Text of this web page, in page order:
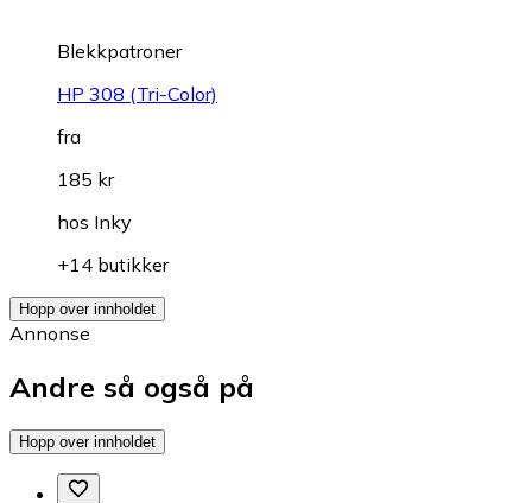
Blekkpatroner
HP 308 (Tri-Color)
fra
185 kr
hos Inky
+14 butikker
Hopp over innholdet
Annonse
Andre så også på
Hopp over innholdet